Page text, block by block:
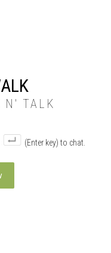
N' TALK
(Enter key) to chat.